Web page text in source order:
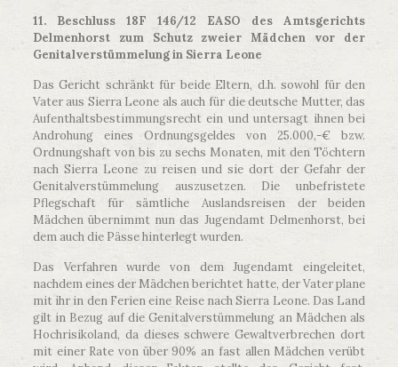
11. Beschluss 18F 146/12 EASO des Amtsgerichts
Delmenhorst zum Schutz zweier Mädchen vor der
Genitalverstümmelung in Sierra Leone
Das Gericht schränkt für beide Eltern, d.h. sowohl für den
Vater aus Sierra Leone als auch für die deutsche Mutter, das
Aufenthaltsbestimmungsrecht ein und untersagt ihnen bei
Androhung eines Ordnungsgeldes von 25.000,-€ bzw.
Ordnungshaft von bis zu sechs Monaten, mit den Töchtern
nach Sierra Leone zu reisen und sie dort der Gefahr der
Genitalverstümmelung auszusetzen. Die unbefristete
Pflegschaft für sämtliche Auslandsreisen der beiden
Mädchen übernimmt nun das Jugendamt Delmenhorst, bei
dem auch die Pässe hinterlegt wurden.
Das Verfahren wurde von dem Jugendamt eingeleitet,
nachdem eines der Mädchen berichtet hatte, der Vater plane
mit ihr in den Ferien eine Reise nach Sierra Leone. Das Land
gilt in Bezug auf die Genitalverstümmelung an Mädchen als
Hochrisikoland, da dieses schwere Gewaltverbrechen dort
mit einer Rate von über 90% an fast allen Mädchen verübt